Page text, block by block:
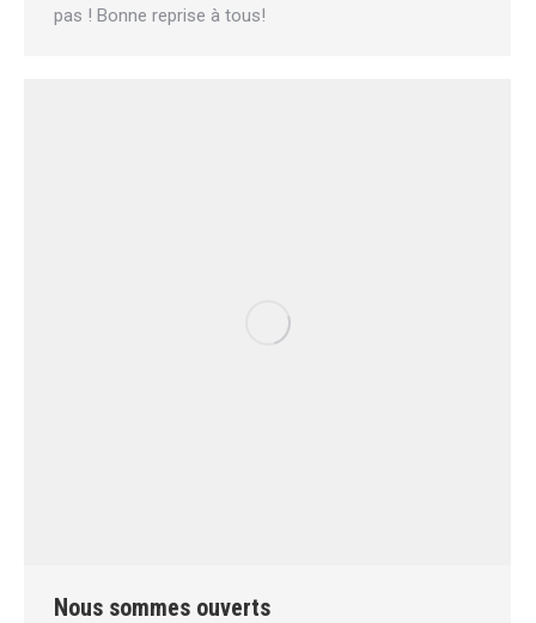
pas ! Bonne reprise à tous!
Nous sommes ouverts